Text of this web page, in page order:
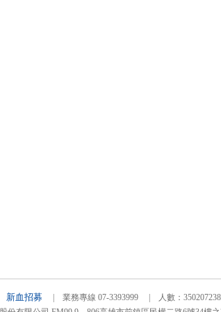
新血招募 | 業務專線 07-3393999 | 人數：